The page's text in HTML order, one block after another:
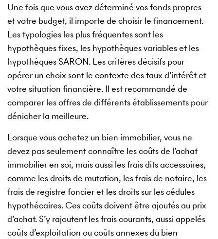
Une fois que vous avez déterminé vos fonds propres
et votre budget, il importe de choisir le financement.
Les typologies les plus fréquentes sont les
hypothèques fixes, les hypothèques variables et les
hypothèques SARON. Les critères décisifs pour
opérer un choix sont le contexte des taux d’intérêt et
votre situation financière. Il est recommandé de
comparer les offres de différents établissements pour
dénicher la meilleure.
Lorsque vous achetez un bien immobilier, vous ne
devez pas seulement connaître les coûts de l’achat
immobilier en soi, mais aussi les frais dits accessoires,
comme les droits de mutation, les frais de notaire, les
frais de registre foncier et les droits sur les cédules
hypothécaires. Ces coûts doivent être ajoutés au prix
d’achat. S’y rajoutent les frais courants, aussi appelés
coûts d’exploitation ou coûts annexes du bien